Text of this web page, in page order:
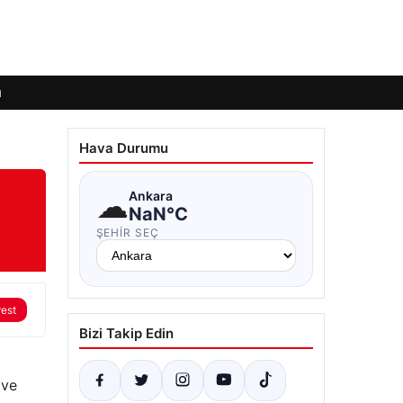
Hava Durumu
☁Ankara
NaN°C
ŞEHIR SEÇ
Bizi Takip Edin